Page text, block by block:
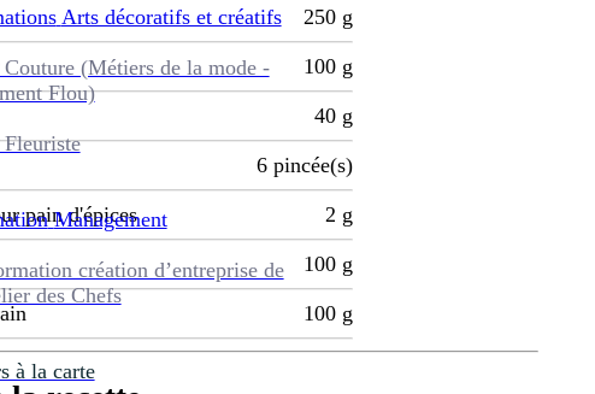
Arts décoratifs et créatifs
(Métiers de la mode -
Flou)
Management
création d’entreprise de
des Chefs
à la carte
250 g
100 g
40 g
6 pincée(s)
pain d'épices 2 g
100 g
100 g